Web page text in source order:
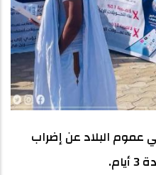
عموم البلاد عن إضراب